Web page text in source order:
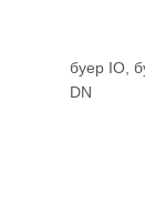
буер IO,
DN